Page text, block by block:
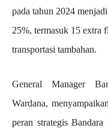
pada tahun 2024
25%, termasuk 15 extra
transportasi tambahan.
General Manager
Wardana,
peran strategis